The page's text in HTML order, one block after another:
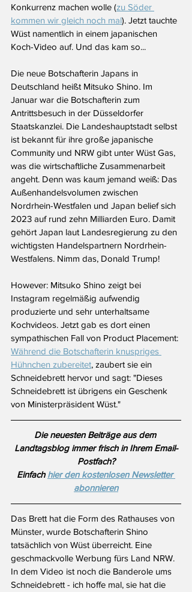
Konkurrenz machen wolle (zu Söder
kommen wir gleich noch mal). Jetzt tauchte
Wüst namentlich in einem japanischen
Koch-Video auf. Und das kam so...
Die neue Botschafterin Japans in
Deutschland heißt Mitsuko Shino. Im
Januar war die Botschafterin zum
Antrittsbesuch in der Düsseldorfer
Staatskanzlei. Die Landeshauptstadt selbst
ist bekannt für ihre große japanische
Community und NRW gibt unter Wüst Gas,
was die wirtschaftliche Zusammenarbeit
angeht. Denn was kaum jemand weiß: Das
Außenhandelsvolumen zwischen
Nordrhein-Westfalen und Japan belief sich
2023 auf rund zehn Milliarden Euro. Damit
gehört Japan laut Landesregierung zu den
wichtigsten Handelspartnern Nordrhein-
Westfalens. Nimm das, Donald Trump!
However: Mitsuko Shino zeigt bei
Instagram regelmäßig aufwendig
produzierte und sehr unterhaltsame
Kochvideos. Jetzt gab es dort einen
sympathischen Fall von Product Placement:
Während die Botschafterin knuspriges
Hühnchen zubereitet, zaubert sie ein
Schneidebrett hervor und sagt: "Dieses
Schneidebrett ist übrigens ein Geschenk
von Ministerpräsident Wüst."
Die neuesten Beiträge aus dem
Landtagsblog immer frisch in Ihrem Email-
Postfach?
Einfach hier den kostenlosen Newsletter
abonnieren
Das Brett hat die Form des Rathauses von
Münster, wurde Botschafterin Shino
tatsächlich von Wüst überreicht. Eine
geschmackvolle Werbung fürs Land NRW.
In dem Video ist noch die Banderole ums
Schneidebrett - ich hoffe mal, sie hat die